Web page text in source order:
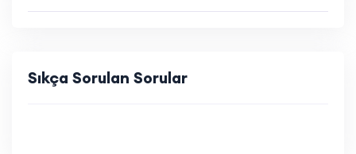
Sıkça Sorulan Sorular